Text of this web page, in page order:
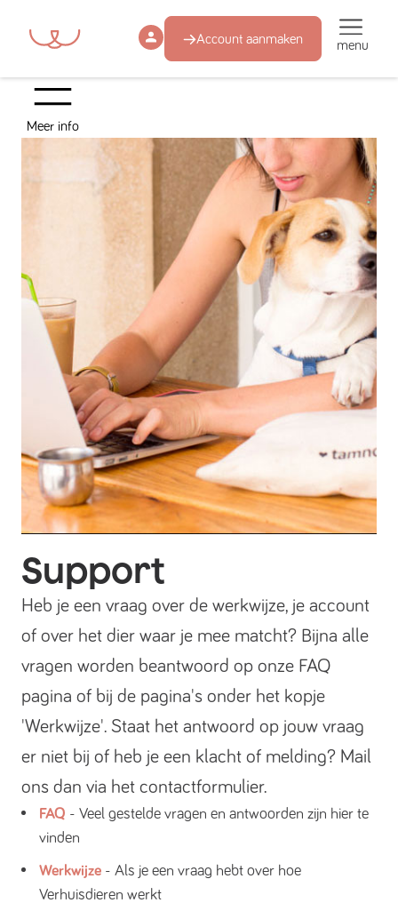
Account aanmaken menu
Meer info
Support
Heb je een vraag over de werkwijze, je account
of over het dier waar je mee matcht? Bijna alle
vragen worden beantwoord op onze FAQ
pagina of bij de pagina's onder het kopje
'Werkwijze'. Staat het antwoord op jouw vraag
er niet bij of heb je een klacht of melding? Mail
ons dan via het contactformulier.
FAQ - Veel gestelde vragen en antwoorden zijn hier te
vinden
Werkwijze - Als je een vraag hebt over hoe
Verhuisdieren werkt